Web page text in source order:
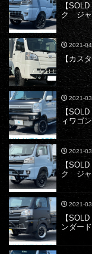
【
ク ジ
2021-
【カス
2021-
【
ィワゴ
2021-
【
ク ジ
2021-
【
ンダー